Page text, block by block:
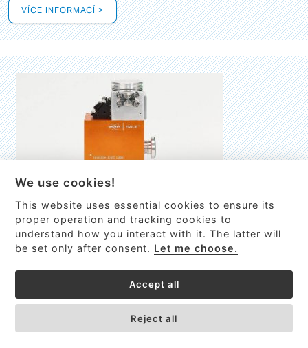
VÍCE INFORMACÍ >
EMILIE
První nano-elektro-mechanický (NEMS) FTIR analyzátor
We use cookies!
This website uses essential cookies to ensure its
proper operation and tracking cookies to
understand how you interact with it. The latter will
be set only after consent. Let me choose.
Accept all
Reject all